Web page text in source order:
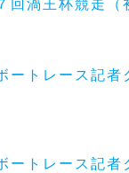
回渦王杯競走（
ートレース記者
ートレース記者